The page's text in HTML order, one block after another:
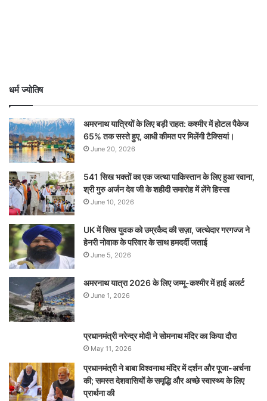
धर्म ज्योतिष
अमरनाथ यात्रियों के लिए बड़ी राहत: कश्मीर में होटल पैकेज
65% तक सस्ते हुए, आधी कीमत पर मिलेंगी टैक्सियां।
June 20, 2026
541 सिख भक्तों का एक जत्था पाकिस्तान के लिए हुआ रवाना,
श्री गुरु अर्जन देव जी के शहीदी समारोह में लेंगे हिस्सा
June 10, 2026
UK में सिख युवक को उम्रकैद की सज़ा, जत्थेदार गरगज्ज ने
हेनरी नोवाक के परिवार के साथ हमदर्दी जताई
June 5, 2026
अमरनाथ यात्रा 2026 के लिए जम्मू-कश्मीर में हाई अलर्ट
June 1, 2026
प्रधानमंत्री नरेन्‍द्र मोदी ने सोमनाथ मंदिर का किया दौरा
May 11, 2026
प्रधानमंत्री ने बाबा विश्वनाथ मंदिर में दर्शन और पूजा-अर्चना
की; समस्‍त देशवासियों के समृद्धि और अच्छे स्वास्थ्य के लिए
प्रार्थना की